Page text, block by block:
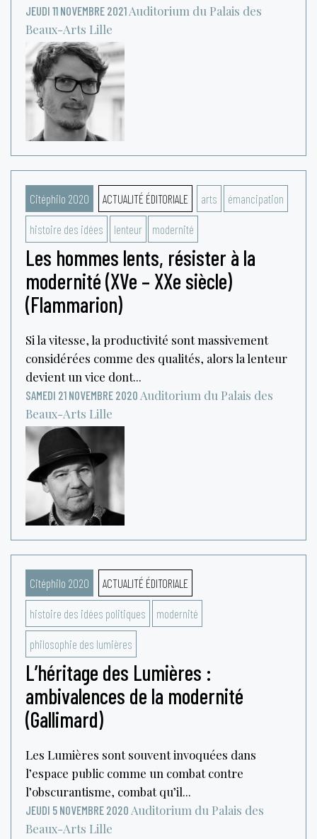
JEUDI 11 NOVEMBRE 2021 Auditorium du Palais des
Beaux-Arts Lille
Citéphilo 2020 ACTUALITÉ ÉDITORIALE arts émancipation
histoire des idées lenteur modernité
Les hommes lents, résister à la
modernité (XVe – XXe siècle)
(Flammarion)
Si la vitesse, la productivité sont massivement
considérées comme des qualités, alors la lenteur
devient un vice dont...
SAMEDI 21 NOVEMBRE 2020 Auditorium du Palais des
Beaux-Arts Lille
Citéphilo 2020 ACTUALITÉ ÉDITORIALE
histoire des idées politiques modernité
philosophie des lumières
L’héritage des Lumières :
ambivalences de la modernité
(Gallimard)
Les Lumières sont souvent invoquées dans
l’espace public comme un combat contre
l’obscurantisme, combat qu’il...
JEUDI 5 NOVEMBRE 2020 Auditorium du Palais des
Beaux-Arts Lille